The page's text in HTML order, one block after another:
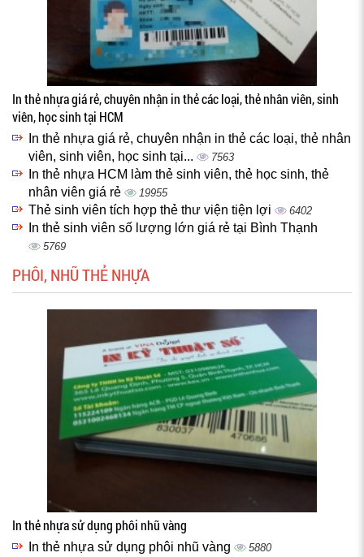
In thẻ nhựa giá rẻ, chuyên nhận in thẻ các loại, thẻ nhân viên, sinh
viên, học sinh tại HCM
In thẻ nhựa giá rẻ, chuyên nhận in thẻ các loại, thẻ nhân
viên, sinh viên, học sinh tại...
7563
In thẻ nhựa HCM làm thẻ sinh viên, thẻ học sinh, thẻ
nhân viên giá rẻ
19955
Thẻ sinh viên tích hợp thẻ thư viện tiện lợi 6402
In thẻ sinh viên số lượng lớn giá rẻ tại Bình Thạnh
5769
PHÔI, NHŨ THẺ NHỰA
In thẻ nhựa sử dụng phôi nhũ vàng
In thẻ nhựa sử dụng phôi nhũ vàng 5880